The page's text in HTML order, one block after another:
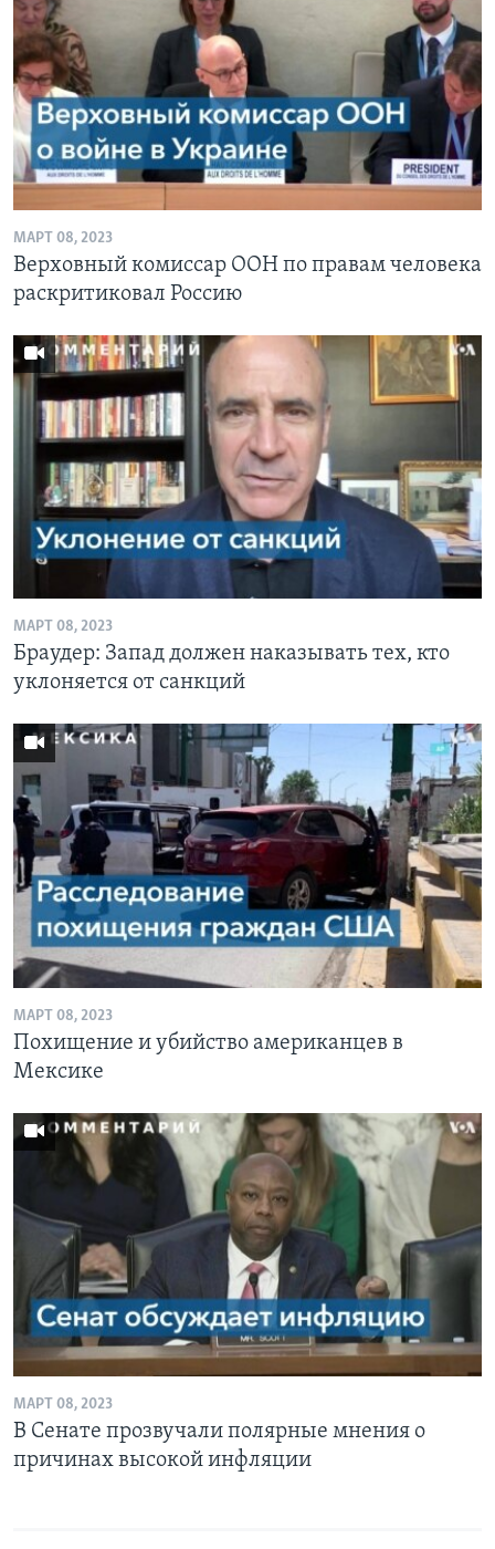
МАРТ 08, 2023
Верховный комиссар ООН по правам человека
раскритиковал Россию
МАРТ 08, 2023
Браудер: Запад должен наказывать тех, кто
уклоняется от санкций
МАРТ 08, 2023
Похищение и убийство американцев в
Мексике
МАРТ 08, 2023
В Сенате прозвучали полярные мнения о
причинах высокой инфляции